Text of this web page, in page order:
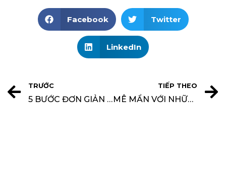
Facebook Twitter
LinkedIn
TRƯỚC
5 BƯỚC ĐƠN GIẢN ĐỂ NGÔI NHÀ CỦA BẠN TRỞ NÊN GỌN GÀNG HƠN
TIẾP THEO
MÊ MẨN VỚI NHỮNG THIẾT KẾ SÂN VƯỜN LÀM DỊU MÁT KHÔNG GIAN SỐNG